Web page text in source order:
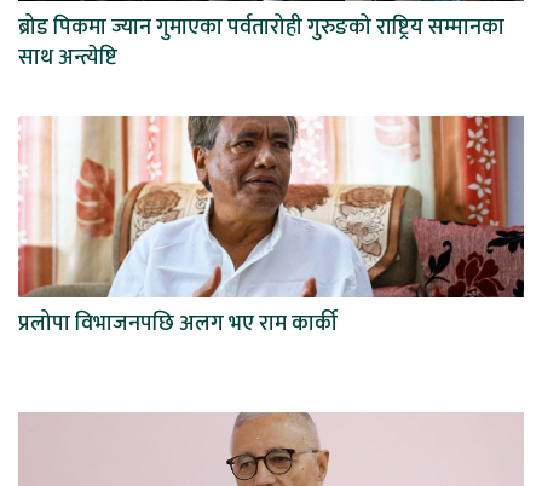
ब्रोड पिकमा ज्यान गुमाएका पर्वतारोही गुरुङको राष्ट्रिय सम्मानका
साथ अन्त्येष्टि
प्रलोपा विभाजनपछि अलग भए राम कार्की